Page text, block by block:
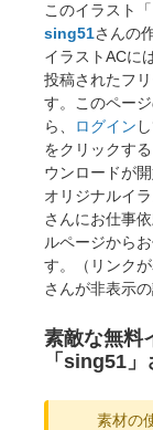
このイラスト「
sing51さんの
イラストACに
投稿されたフ
す。このペー
ら、
ログイン
をクリックする
ウンロードが開
オリジナルイ
さんにお仕事
ルページから
す。（リンク
さんが非表示の
素敵な無料
「sing51
素材の